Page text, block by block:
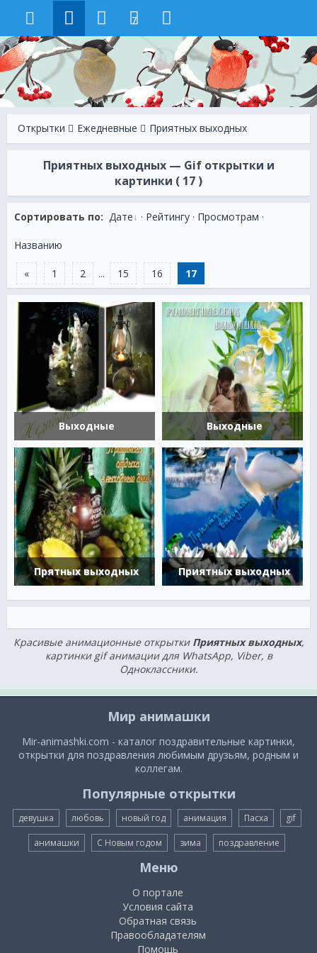
7
Открытки Ежeдневные Приятных выходных
Приятных выходных — Gif открытки и
картинки ( 17 )
Сортировать по: Дате · Рейтингу · Просмотрам ·
Названию
« 1 2 ... 15 16 17
Выходные Выходные
Прятных выходных Приятных выходных
Красивые анимационные открытки Приятных выходных,
картинки gif анимации для WhatsApp, Viber, в
Одноклассники.
Мир анимашки
Mir-animashki.com - каталог поздравительные картинки,
открытки для поздравления любимым друзьям, родным и
коллегам.
Популярные открытки
девушка любовь новый год анимация Пасха gif
анимашки С Новым годом зима поздравление
Меню
О портале
Условия сайта
Обратная связь
Правообладателям
Помощь